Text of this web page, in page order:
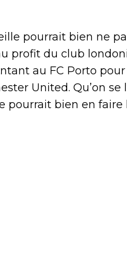
pourrait bien ne
profit du club
au FC Porto
United. Qu’on
pourrait bien en faire